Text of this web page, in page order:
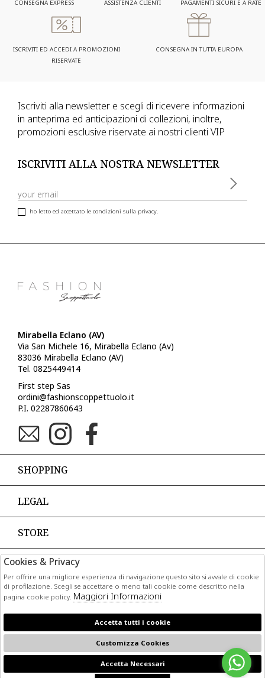
CONSEGNA EXPRESS ASSISTENZA CLIENTI PAGAMENTI SICURI E A RATE
ISCRIVITI ED ACCEDI A PROMOZIONI
RISERVATE
CONSEGNA IN TUTTA EUROPA
Iscriviti alla newsletter e scegli di ricevere informazioni
in anteprima ed anticipazioni di collezioni, inoltre,
promozioni esclusive riservate ai nostri clienti VIP
ISCRIVITI ALLA NOSTRA NEWSLETTER
ho letto ed accettato le condizioni sulla privacy.
Mirabella Eclano (AV)
Via San Michele 16, Mirabella Eclano (Av)
83036 Mirabella Eclano (AV)
Tel. 0825449414
First step Sas
ordini@fashionscoppettuolo.it
P.I. 02287860643
SHOPPING
LEGAL
STORE
PAGAMENTI
🍪
Cookies & Privacy
Per offrire una migliore esperienza di navigazione questo sito si avvale di cookie
di profilazione. Scegli se accettare o meno tali cookie come descritto nella
pagina cookie policy. Maggiori Informazioni
Accetta tutti i cookie
Customizza Cookies
Accetta Necessari